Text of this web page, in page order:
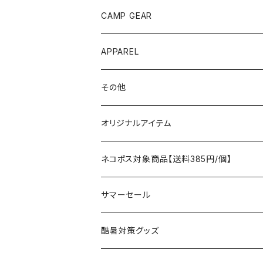
ANOBA
AO COOLERS
asobito
AS2OV
AXESQUIN
Ballistics
BEDROCK SANDALS
テント、シェルター
バックパック
ポーチ／サコッシュ
ストレージ
パッキングアクセサリー
スリーピングギア
クッキングギア
CAMP GEAR
テント、タープ
テント、シェルター
タープ
スリーピングギア
寝袋
マット
テーブル、チェア
テーブル
チェア
ランタン、ライト
燃料ランタン
LEDライト
焚火台／薪ストーブ
焚火台
暖房器具
APPAREL
トップス
ボトムス
アンダーウェア
ハンドウェア
ヘッドギア
その他
遊び
フィッシング
ラジコン
ケア用品
雑貨
アウトレット
オリジナルアイテム
ネコポス対象商品【送料385円/個】
サマーセール
酷暑対策グッズ